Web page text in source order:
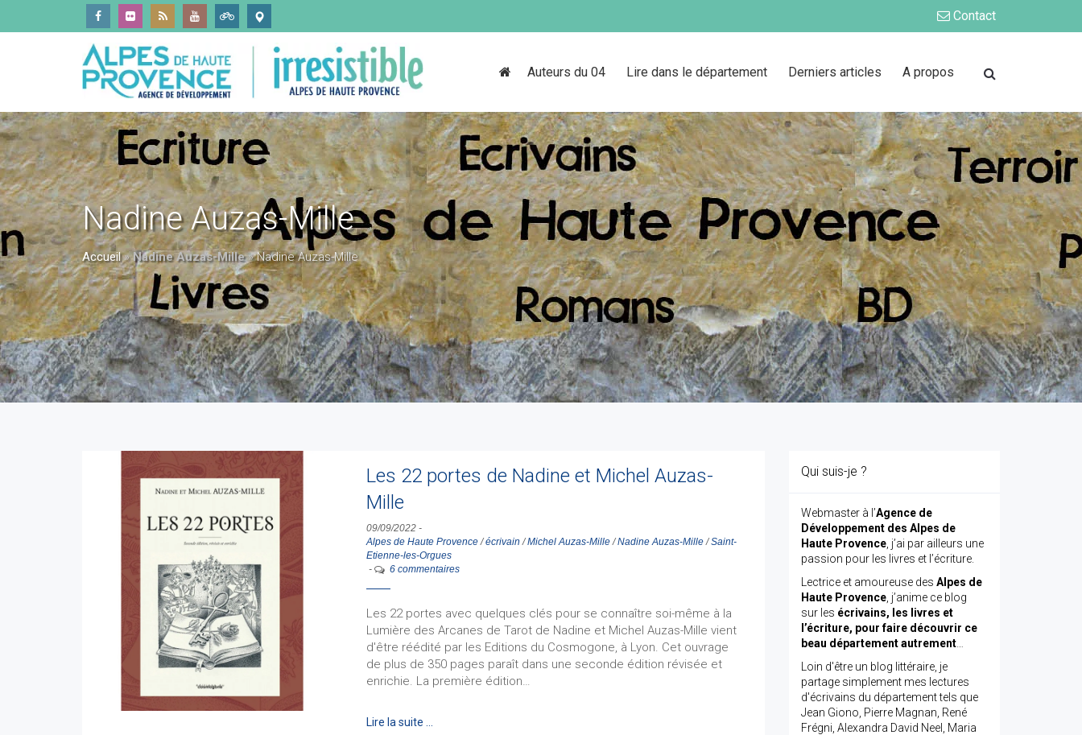
Contact
Auteurs du 04 Lire dans le département Derniers articles A propos
Nadine Auzas-Mille
Accueil»Nadine Auzas-Mille»Nadine Auzas-Mille
Les 22 portes de Nadine et Michel Auzas-
Mille
09/09/2022 -
Alpes de Haute Provence/écrivain /Michel Auzas-Mille/Nadine Auzas-Mille/Saint-
Etienne-les-Orgues
-
6 commentaires
Les 22 portes avec quelques clés pour se connaître soi-même à la
Lumière des Arcanes de Tarot de Nadine et Michel Auzas-Mille vient
d'être réédité par les Editions du Cosmogone, à Lyon. Cet ouvrage
de plus de 350 pages paraît dans une seconde édition révisée et
enrichie. La première édition…
Lire la suite …
Qui suis-je ?
Webmaster à l’Agence de
Développement des Alpes de
Haute Provence, j’ai par ailleurs une
passion pour les livres et l’écriture.
Lectrice et amoureuse des Alpes de
Haute Provence, j’anime ce blog
sur les écrivains, les livres et
l’écriture, pour faire découvrir ce
beau département autrement…
Loin d'être un blog littéraire, je
partage simplement mes lectures
d'écrivains du département tels que
Jean Giono, Pierre Magnan, René
Frégni, Alexandra David Neel, Maria